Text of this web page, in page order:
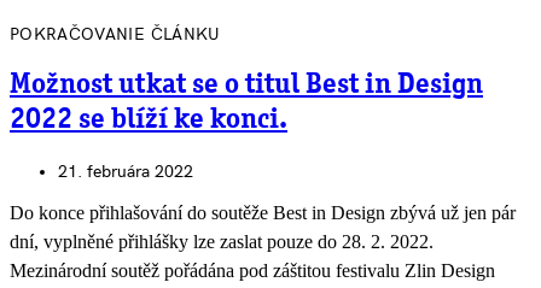
POKRAČOVANIE ČLÁNKU
Možnost utkat se o titul Best in Design
2022 se blíží ke konci.
21. februára 2022
Do konce přihlašování do soutěže Best in Design zbývá už jen pár
dní, vyplněné přihlášky lze zaslat pouze do 28. 2. 2022.
Mezinárodní soutěž pořádána pod záštitou festivalu Zlin Design